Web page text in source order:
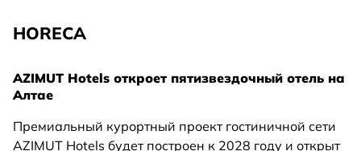
HORECA
AZIMUT Hotels откроет пятизвездочный отель на
Алтае
Премиальный курортный проект гостиничной сети
AZIMUT Hotels будет построен к 2028 году и открыт